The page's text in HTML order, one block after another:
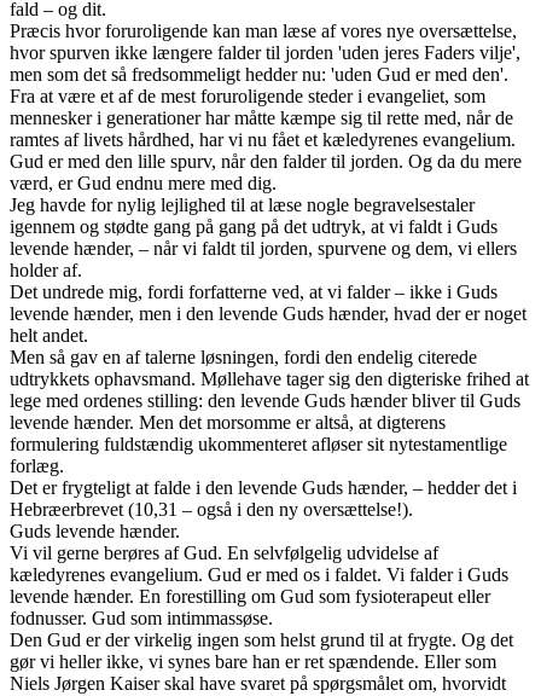
fald – og dit.
Præcis hvor foruroligende kan man læse af vores nye oversættelse,
hvor spurven ikke længere falder til jorden 'uden jeres Faders vilje',
men som det så fredsommeligt hedder nu: 'uden Gud er med den'.
Fra at være et af de mest foruroligende steder i evangeliet, som
mennesker i generationer har måtte kæmpe sig til rette med, når de
ramtes af livets hårdhed, har vi nu fået et kæledyrenes evangelium.
Gud er med den lille spurv, når den falder til jorden. Og da du mere
værd, er Gud endnu mere med dig.
Jeg havde for nylig lejlighed til at læse nogle begravelsestaler
igennem og stødte gang på gang på det udtryk, at vi faldt i Guds
levende hænder, – når vi faldt til jorden, spurvene og dem, vi ellers
holder af.
Det undrede mig, fordi forfatterne ved, at vi falder – ikke i Guds
levende hænder, men i den levende Guds hænder, hvad der er noget
helt andet.
Men så gav en af talerne løsningen, fordi den endelig citerede
udtrykkets ophavsmand. Møllehave tager sig den digteriske frihed at
lege med ordenes stilling: den levende Guds hænder bliver til Guds
levende hænder. Men det morsomme er altså, at digterens
formulering fuldstændig ukommenteret afløser sit nytestamentlige
forlæg.
Det er frygteligt at falde i den levende Guds hænder, – hedder det i
Hebræerbrevet (10,31 – også i den ny oversættelse!).
Guds levende hænder.
Vi vil gerne berøres af Gud. En selvfølgelig udvidelse af
kæledyrenes evangelium. Gud er med os i faldet. Vi falder i Guds
levende hænder. En forestilling om Gud som fysioterapeut eller
fodnusser. Gud som intimmassøse.
Den Gud er der virkelig ingen som helst grund til at frygte. Og det
gør vi heller ikke, vi synes bare han er ret spændende. Eller som
Niels Jørgen Kaiser skal have svaret på spørgsmålet om, hvorvidt